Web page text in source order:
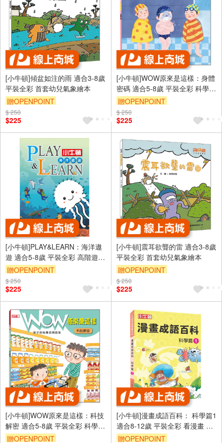
[小牛頓]傾盆如注的雨 適合3-8歲
平裝全彩 首套幼兒氣象繪本
贈OPENPOINT
$ 250
$225
[小牛頓]WOW原來是這樣：身體
密碼 適合5-8歲 平裝全彩 科學百
問百答 附朗讀有聲書
贈OPENPOINT
$ 250
$225
[小牛頓]PLAY&LEARN：海洋遨
遊 適合5-8歲 平裝全彩 高階遊戲
書
贈OPENPOINT
$ 250
$225
[小牛頓]震耳欲聾的雷 適合3-8歲
平裝全彩 首套幼兒氣象繪本
贈OPENPOINT
$ 250
$225
[小牛頓]WOW原來是這樣：科技
解密 適合5-8歲 平裝全彩 科學百
問百答 附朗讀有聲書
贈OPENPOINT
[小牛頓]漫畫成語百科： 科學篇1
適合8-12歲 平裝全彩 看漫畫 學
成語 懂科學 加倍學習效果
贈OPENPOINT